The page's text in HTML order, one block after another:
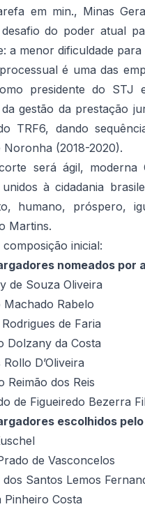
em min., Minas
do poder atual
a menor dificuldade
é uma das
presidente do STJ
gestão da prestação
TRF6, dando
Noronha (2018-2020).
será ágil, moderna
unidos à cidadania
humano, próspero,
Martins.
inicial:
nomeados por
de Souza Oliveira
Machado Rabelo
de Faria
Dolzany da Costa
D’Oliveira
Reimão dos Reis
de Figueiredo Bezerra
escolhidos
de Vasconcelos
dos Santos Lemos
Pinheiro Costa